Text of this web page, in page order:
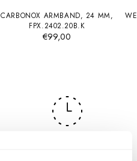
CARBONOX ARMBAND, 24 MM,
FPX.2402.20B.K
€99,00